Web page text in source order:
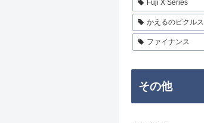
Fuji X Series
かえるのピクルス
ファイナンス
その他